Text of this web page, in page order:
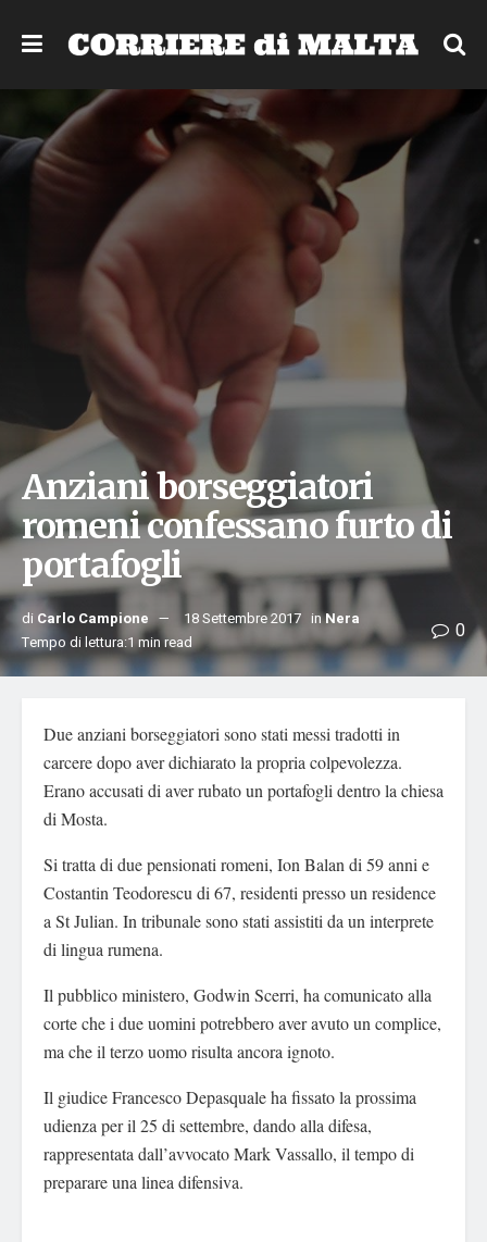
Anziani borseggiatori
romeni confessano furto di
portafogli
di Carlo Campione 18 Settembre 2017 inNera
Tempo di lettura:1 min read
0
Due anziani borseggiatori sono stati messi tradotti in
carcere dopo aver dichiarato la propria colpevolezza.
Erano accusati di aver rubato un portafogli dentro la chiesa
di Mosta.
Si tratta di due pensionati romeni, Ion Balan di 59 anni e
Costantin Teodorescu di 67, residenti presso un residence
a St Julian. In tribunale sono stati assistiti da un interprete
di lingua rumena.
Il pubblico ministero, Godwin Scerri, ha comunicato alla
corte che i due uomini potrebbero aver avuto un complice,
ma che il terzo uomo risulta ancora ignoto.
Il giudice Francesco Depasquale ha fissato la prossima
udienza per il 25 di settembre, dando alla difesa,
rappresentata dall’avvocato Mark Vassallo, il tempo di
preparare una linea difensiva.